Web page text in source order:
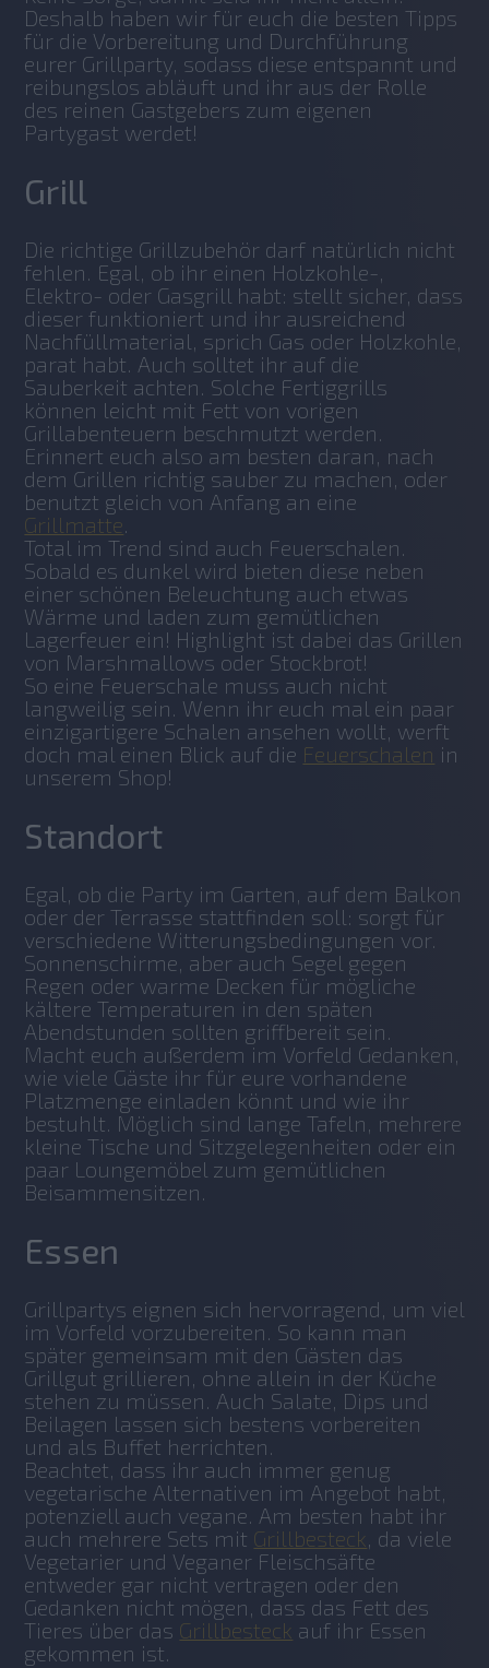
Deshalb haben wir für euch die besten Tipps
für die Vorbereitung und Durchführung
eurer Grillparty, sodass diese entspannt und
reibungslos abläuft und ihr aus der Rolle
des reinen Gastgebers zum eigenen
Partygast werdet!
Grill
Die richtige Grillzubehör darf natürlich nicht
fehlen. Egal, ob ihr einen Holzkohle-,
Elektro- oder Gasgrill habt: stellt sicher, dass
dieser funktioniert und ihr ausreichend
Nachfüllmaterial, sprich Gas oder Holzkohle,
parat habt. Auch solltet ihr auf die
Sauberkeit achten. Solche Fertiggrills
können leicht mit Fett von vorigen
Grillabenteuern beschmutzt werden.
Erinnert euch also am besten daran, nach
dem Grillen richtig sauber zu machen, oder
Grillmatte.
Total im Trend sind auch Feuerschalen.
Sobald es dunkel wird bieten diese neben
einer schönen Beleuchtung auch etwas
Wärme und laden zum gemütlichen
Lagerfeuer ein! Highlight ist dabei das Grillen
von Marshmallows oder Stockbrot!
So eine Feuerschale muss auch nicht
langweilig sein. Wenn ihr euch mal ein paar
einzigartigere Schalen ansehen wollt, werft
doch mal einen Blick auf die Feuerschalen in
unserem Shop!
Standort
Egal, ob die Party im Garten, auf dem Balkon
oder der Terrasse stattfinden soll: sorgt für
verschiedene Witterungsbedingungen vor.
Sonnenschirme, aber auch Segel gegen
Regen oder warme Decken für mögliche
kältere Temperaturen in den späten
Abendstunden sollten griffbereit sein.
Macht euch außerdem im Vorfeld Gedanken,
wie viele Gäste ihr für eure vorhandene
Platzmenge einladen könnt und wie ihr
bestuhlt. Möglich sind lange Tafeln, mehrere
kleine Tische und Sitzgelegenheiten oder ein
paar Loungemöbel zum gemütlichen
Beisammensitzen.
Essen
Grillpartys eignen sich hervorragend, um viel
im Vorfeld vorzubereiten. So kann man
später gemeinsam mit den Gästen das
Grillgut grillieren, ohne allein in der Küche
stehen zu müssen. Auch Salate, Dips und
Beilagen lassen sich bestens vorbereiten
und als Buffet herrichten.
Beachtet, dass ihr auch immer genug
vegetarische Alternativen im Angebot habt,
potenziell auch vegane. Am besten habt ihr
auch mehrere Sets mit Grillbesteck, da viele
Vegetarier und Veganer Fleischsäfte
entweder gar nicht vertragen oder den
Gedanken nicht mögen, dass das Fett des
Tieres über das Grillbesteck auf ihr Essen
gekommen ist.